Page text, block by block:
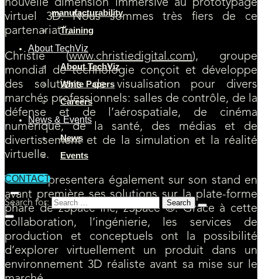
manufacturability
Training
About TechViz
About TechViz
White Papers
Careers
News & Events
News
Events
CONTACT
Search for:
nouvelle dimension immersive au prototypage
virtuel 3D. Nous sommes très fiers de ce
partenariat”.
Christie (www.christiedigital.com), groupe
mondial de technologie conçoit et développe
des solutions de visualisation pour divers
marchés professionnels: salles de contrôle, de la
défense et de l’aérospatiale, de cinéma
numérique, de la santé, des médias et de
divertissement et de la simulation et la réalité
virtuelle.
TechViz presentera également sur son stand en
avant première ses solutions sur la plate-forme
phare de zSpace Inc, zSpace ®. Grâce à cette
collaboration, l’ingénierie, les services de
production et conceptuels ont la possibilité
d’explorer virtuellement un produit dans un
environnement 3D réaliste avant sa mise sur le